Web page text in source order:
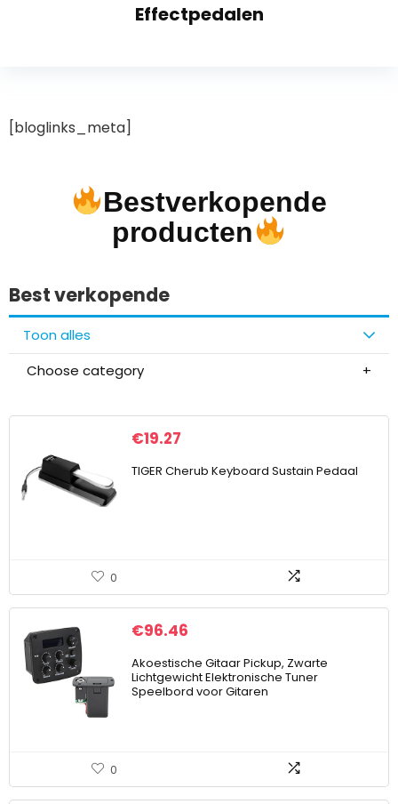
Effectpedalen
[bloglinks_meta]
Bestverkopende
producten
Best verkopende
Toon alles
Choose category
€19.27
TIGER Cherub Keyboard Sustain Pedaal
0
€96.46
Akoestische Gitaar Pickup, Zwarte
Lichtgewicht Elektronische Tuner
Speelbord voor Gitaren
0